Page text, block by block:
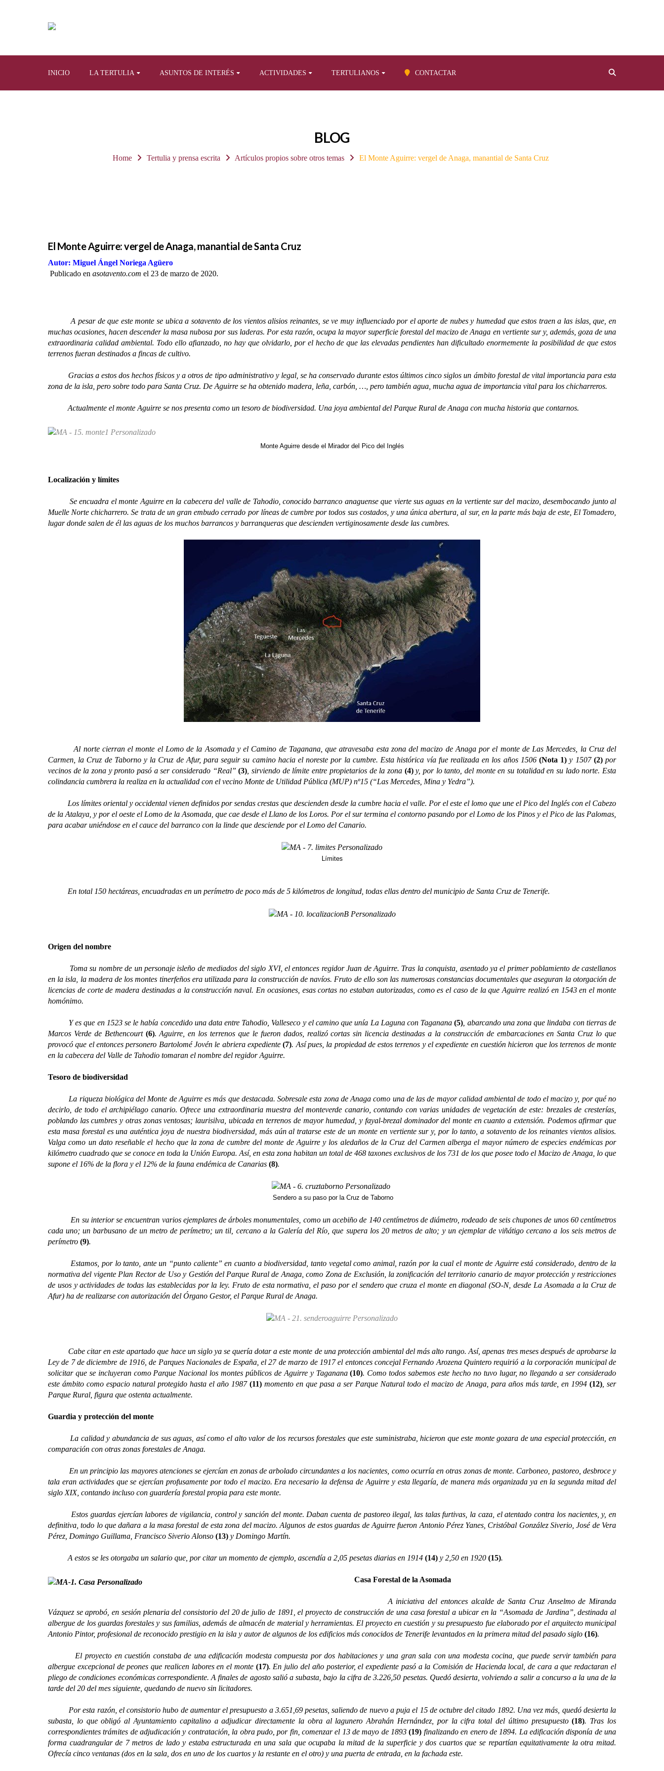
INICIO LA TERTULIA ASUNTOS DE INTERÉS ACTIVIDADES TERTULIANOS CONTACTAR
BLOG
Home Tertulia y prensa escrita Artículos propios sobre otros temas El Monte Aguirre: vergel de Anaga, manantial de Santa Cruz
El Monte Aguirre: vergel de Anaga, manantial de Santa Cruz
Autor: Miguel Ángel Noriega Agüero
Publicado en asotavento.com el 23 de marzo de 2020.
A pesar de que este monte se ubica a sotavento de los vientos alisios reinantes, se ve muy influenciado por el aporte de nubes y humedad que estos traen a las islas, que, en
muchas ocasiones, hacen descender la masa nubosa por sus laderas. Por esta razón, ocupa la mayor superficie forestal del macizo de Anaga en vertiente sur y, además, goza de una
extraordinaria calidad ambiental. Todo ello afianzado, no hay que olvidarlo, por el hecho de que las elevadas pendientes han dificultado enormemente la posibilidad de que estos
terrenos fueran destinados a fincas de cultivo.
Gracias a estos dos hechos físicos y a otros de tipo administrativo y legal, se ha conservado durante estos últimos cinco siglos un ámbito forestal de vital importancia para esta
zona de la isla, pero sobre todo para Santa Cruz. De Aguirre se ha obtenido madera, leña, carbón, …, pero también agua, mucha agua de importancia vital para los chicharreros.
Actualmente el monte Aguirre se nos presenta como un tesoro de biodiversidad. Una joya ambiental del Parque Rural de Anaga con mucha historia que contarnos.
Monte Aguirre desde el Mirador del Pico del Inglés
Localización y límites
Se encuadra el monte Aguirre en la cabecera del valle de Tahodio, conocido barranco anaguense que vierte sus aguas en la vertiente sur del macizo, desembocando junto al
Muelle Norte chicharrero. Se trata de un gran embudo cerrado por líneas de cumbre por todos sus costados, y una única abertura, al sur, en la parte más baja de este, El Tomadero,
lugar donde salen de él las aguas de los muchos barrancos y barranqueras que descienden vertiginosamente desde las cumbres.
Al norte cierran el monte el Lomo de la Asomada y el Camino de Taganana, que atravesaba esta zona del macizo de Anaga por el monte de Las Mercedes, la Cruz del
Carmen, la Cruz de Taborno y la Cruz de Afur, para seguir su camino hacia el noreste por la cumbre. Esta histórica vía fue realizada en los años 1506 (Nota 1) y 1507 (2)por
vecinos de la zona y pronto pasó a ser considerado “Real”(3) , sirviendo de límite entre propietarios de la zona (4)y, por lo tanto, del monte en su totalidad en su lado norte. Esta
colindancia cumbrera la realiza en la actualidad con el vecino Monte de Utilidad Pública (MUP) nº15 (“Las Mercedes, Mina y Yedra”).
Los límites oriental y occidental vienen definidos por sendas crestas que descienden desde la cumbre hacia el valle. Por el este el lomo que une el Pico del Inglés con el Cabezo
de la Atalaya, y por el oeste el Lomo de la Asomada, que cae desde el Llano de los Loros. Por el sur termina el contorno pasando por el Lomo de los Pinos y el Pico de las Palomas,
para acabar uniéndose en el cauce del barranco con la linde que desciende por el Lomo del Canario.
Límites
En total 150 hectáreas, encuadradas en un perímetro de poco más de 5 kilómetros de longitud, todas ellas dentro del municipio de Santa Cruz de Tenerife.
Origen del nombre
Toma su nombre de un personaje isleño de mediados del siglo XVI, el entonces regidor Juan de Aguirre. Tras la conquista, asentado ya el primer poblamiento de castellanos
en la isla, la madera de los montes tinerfeños era utilizada para la construcción de navíos. Fruto de ello son las numerosas constancias documentales que aseguran la otorgación de
licencias de corte de madera destinadas a la construcción naval. En ocasiones, esas cortas no estaban autorizadas, como es el caso de la que Aguirre realizó en 1543 en el monte
homónimo.
Y es que en 1523 se le había concedido una data entre Tahodio, Valleseco y el camino que unía La Laguna con Taganana(5) , abarcando una zona que lindaba con tierras de
Marcos Verde de Bethencourt (6). Aguirre, en los terrenos que le fueron dados, realizó cortas sin licencia destinadas a la construcción de embarcaciones en Santa Cruz lo que
provocó que el entonces personero Bartolomé Jovén le abriera expediente(7). Así pues, la propiedad de estos terrenos y el expediente en cuestión hicieron que los terrenos de monte
en la cabecera del Valle de Tahodio tomaran el nombre del regidor Aguirre.
Tesoro de biodiversidad
La riqueza biológica del Monte de Aguirre es más que destacada. Sobresale esta zona de Anaga como una de las de mayor calidad ambiental de todo el macizo y, por qué no
decirlo, de todo el archipiélago canario. Ofrece una extraordinaria muestra del monteverde canario, contando con varias unidades de vegetación de este: brezales de cresterías,
poblando las cumbres y otras zonas ventosas; laurisilva, ubicada en terrenos de mayor humedad, y fayal-brezal dominador del monte en cuanto a extensión. Podemos afirmar que
esta masa forestal es una auténtica joya de nuestra biodiversidad, más aún al tratarse este de un monte en vertiente sur y, por lo tanto, a sotavento de los reinantes vientos alisios.
Valga como un dato reseñable el hecho que la zona de cumbre del monte de Aguirre y los aledaños de la Cruz del Carmen alberga el mayor número de especies endémicas por
kilómetro cuadrado que se conoce en toda la Unión Europa. Así, en esta zona habitan un total de 468 taxones exclusivos de los 731 de los que posee todo el Macizo de Anaga, lo que
supone el 16% de la flora y el 12% de la fauna endémica de Canarias (8).
Sendero a su paso por la Cruz de Taborno
En su interior se encuentran varios ejemplares de árboles monumentales, como un acebiño de 140 centímetros de diámetro, rodeado de seis chupones de unos 60 centímetros
cada uno; un barbusano de un metro de perímetro; un til, cercano a la Galería del Río, que supera los 20 metros de alto; y un ejemplar de viñátigo cercano a los seis metros de
perímetro (9).
Estamos, por lo tanto, ante un “punto caliente” en cuanto a biodiversidad, tanto vegetal como animal, razón por la cual el monte de Aguirre está considerado, dentro de la
normativa del vigente Plan Rector de Uso y Gestión del Parque Rural de Anaga, como Zona de Exclusión, la zonificación del territorio canario de mayor protección y restricciones
de usos y actividades de todas las establecidas por la ley. Fruto de esta normativa, el paso por el sendero que cruza el monte en diagonal (SO-N, desde La Asomada a la Cruz de
Afur) ha de realizarse con autorización del Órgano Gestor, el Parque Rural de Anaga.
Cabe citar en este apartado que hace un siglo ya se quería dotar a este monte de una protección ambiental del más alto rango. Así, apenas tres meses después de aprobarse la
Ley de 7 de diciembre de 1916, de Parques Nacionales de España, el 27 de marzo de 1917 el entonces concejal Fernando Arozena Quintero requirió a la corporación municipal de
solicitar que se incluyeran como Parque Nacional los montes públicos de Aguirre y Taganana(10). Como todos sabemos este hecho no tuvo lugar, no llegando a ser considerado
este ámbito como espacio natural protegido hasta el año 1987 (11) momento en que pasa a ser Parque Natural todo el macizo de Anaga, para años más tarde, en 1994 (12) , ser
Parque Rural, figura que ostenta actualmente.
Guardia y protección del monte
La calidad y abundancia de sus aguas, así como el alto valor de los recursos forestales que este suministraba, hicieron que este monte gozara de una especial protección, en
comparación con otras zonas forestales de Anaga.
En un principio las mayores atenciones se ejercían en zonas de arbolado circundantes a los nacientes, como ocurría en otras zonas de monte. Carboneo, pastoreo, desbroce y
tala eran actividades que se ejercían profusamente por todo el macizo. Era necesario la defensa de Aguirre y esta llegaría, de manera más organizada ya en la segunda mitad del
siglo XIX, contando incluso con guardería forestal propia para este monte.
Estos guardas ejercían labores de vigilancia, control y sanción del monte. Daban cuenta de pastoreo ilegal, las talas furtivas, la caza, el atentado contra los nacientes, y, en
definitiva, todo lo que dañara a la masa forestal de esta zona del macizo. Algunos de estos guardas de Aguirre fueron Antonio Pérez Yanes, Cristóbal González Siverio, José de Vera
Pérez, Domingo Guillama, Francisco Siverio Alonso (13) y Domingo Martín.
A estos se les otorgaba un salario que, por citar un momento de ejemplo, ascendía a 2,05 pesetas diarias en 1914 (14) y 2,50 en 1920 (15).
Casa Forestal de la Asomada
A iniciativa del entonces alcalde de Santa Cruz Anselmo de Miranda
Vázquez se aprobó, en sesión plenaria del consistorio del 20 de julio de 1891, el proyecto de construcción de una casa forestal a ubicar en la “Asomada de Jardina”, destinada al
albergue de los guardas forestales y sus familias, además de almacén de material y herramientas. El proyecto en cuestión y su presupuesto fue elaborado por el arquitecto municipal
Antonio Pintor, profesional de reconocido prestigio en la isla y autor de algunos de los edificios más conocidos de Tenerife levantados en la primera mitad del pasado siglo (16).
El proyecto en cuestión constaba de una edificación modesta compuesta por dos habitaciones y una gran sala con una modesta cocina, que puede servir también para
albergue excepcional de peones que realicen labores en el monte (17). En julio del año posterior, el expediente pasó a la Comisión de Hacienda local, de cara a que redactaran el
pliego de condiciones económicas correspondiente. A finales de agosto salió a subasta, bajo la cifra de 3.226,50 pesetas. Quedó desierta, volviendo a salir a concurso a la una de la
tarde del 20 del mes siguiente, quedando de nuevo sin licitadores.
Por esta razón, el consistorio hubo de aumentar el presupuesto a 3.651,69 pesetas, saliendo de nuevo a puja el 15 de octubre del citado 1892. Una vez más, quedó desierta la
subasta, lo que obligó al Ayuntamiento capitalino a adjudicar directamente la obra al lagunero Abrahán Hernández, por la cifra total del último presupuesto(18). Tras los
correspondientes trámites de adjudicación y contratación, la obra pudo, por fin, comenzar el 13 de mayo de 1893(19) finalizando en enero de 1894. La edificación disponía de una
forma cuadrangular de 7 metros de lado y estaba estructurada en una sala que ocupaba la mitad de la superficie y dos cuartos que se repartían equitativamente la otra mitad.
Ofrecía cinco ventanas (dos en la sala, dos en uno de los cuartos y la restante en el otro) y una puerta de entrada, en la fachada este.